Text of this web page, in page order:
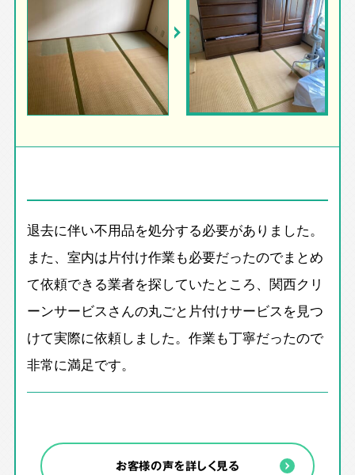
退去に伴い不用品を処分する必要がありました。
また、室内は片付け作業も必要だったのでまとめ
て依頼できる業者を探していたところ、関西クリ
ーンサービスさんの丸ごと片付けサービスを見つ
けて実際に依頼しました。作業も丁寧だったので
非常に満足です。
お客様の声を詳しく見る